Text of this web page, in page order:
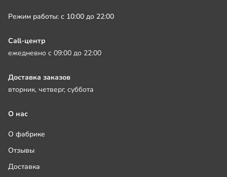
Режим работы: с 10:00 до 22:00
Call-центр
ежедневно с 09:00 до 22:00
Доставка заказов
вторник, четверг, суббота
О нас
О фабрике
Отзывы
Доставка